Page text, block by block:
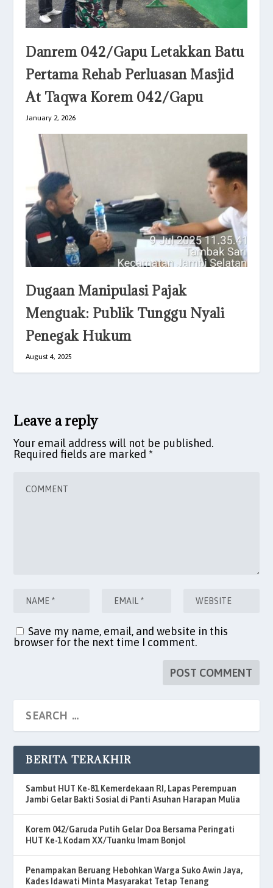
Danrem 042/Gapu Letakkan Batu
Pertama Rehab Perluasan Masjid
At Taqwa Korem 042/Gapu
January 2, 2026
Dugaan Manipulasi Pajak
Menguak: Publik Tunggu Nyali
Penegak Hukum
August 4, 2025
Leave a reply
Your email address will not be published.
Required fields are marked *
Save my name, email, and website in this
browser for the next time I comment.
BERITA TERAKHIR
Sambut HUT Ke-81 Kemerdekaan RI, Lapas Perempuan
Jambi Gelar Bakti Sosial di Panti Asuhan Harapan Mulia
Korem 042/Garuda Putih Gelar Doa Bersama Peringati
HUT Ke-1 Kodam XX/Tuanku Imam Bonjol
Penampakan Beruang Hebohkan Warga Suko Awin Jaya,
Kades Idawati Minta Masyarakat Tetap Tenang